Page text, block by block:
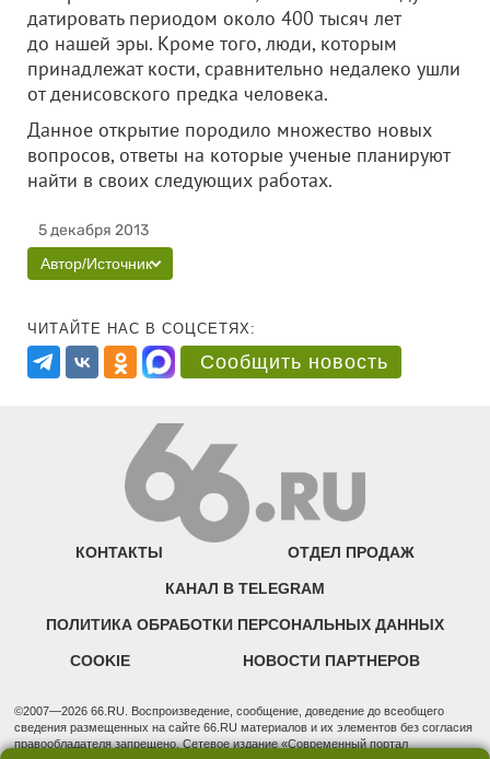
датировать периодом около 400 тысяч лет
до нашей эры. Кроме того, люди, которым
принадлежат кости, сравнительно недалеко ушли
от денисовского предка человека.
Данное открытие породило множество новых
вопросов, ответы на которые ученые планируют
найти в своих следующих работах.
5 декабря 2013
Автор/Источник
ЧИТАЙТЕ НАС В СОЦСЕТЯХ:
Сообщить новость
КОНТАКТЫ ОТДЕЛ ПРОДАЖ
КАНАЛ В TELEGRAM
ПОЛИТИКА ОБРАБОТКИ ПЕРСОНАЛЬНЫХ ДАННЫХ
COOKIE НОВОСТИ ПАРТНЕРОВ
©2007—2026 66.RU. Воспроизведение, сообщение, доведение до всеобщего
сведения размещенных на сайте 66.RU материалов и их элементов без согласия
правообладателя запрещено. Сетевое издание «Современный портал